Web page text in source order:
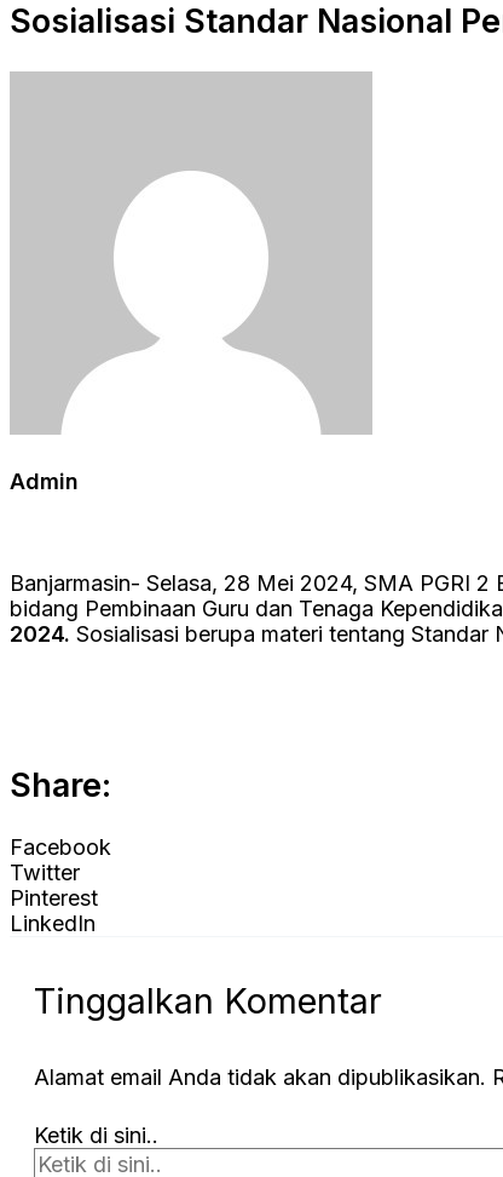
Sosialisasi Standar Nasional
Admin
Banjarmasin- Selasa, 28 Mei 2024, SMA PGRI
bidang Pembinaan Guru dan Tenaga
2024. Sosialisasi berupa materi tentang
Share:
Facebook
Twitter
Pinterest
LinkedIn
Tinggalkan Komentar
Alamat email Anda tidak akan dipublikasikan.
Ketik di sini..